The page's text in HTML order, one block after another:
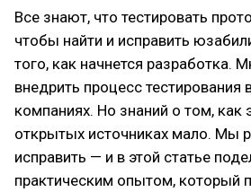
Все знают, что тестировать
чтобы найти и исправить
того, как начнется разработка.
внедрить процесс тестирования
компаниях. Но знаний о том, как
открытых источниках мало. Мы
исправить — и в этой статье
практическим опытом, который